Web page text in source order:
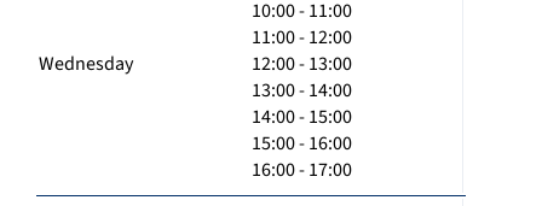
Wednesday
10:00 - 11:00
11:00 - 12:00
12:00 - 13:00
13:00 - 14:00
14:00 - 15:00
15:00 - 16:00
16:00 - 17:00